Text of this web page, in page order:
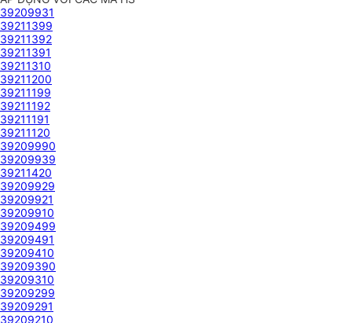
39209931
39211399
39211392
39211391
39211310
39211200
39211199
39211192
39211191
39211120
39209990
39209939
39211420
39209929
39209921
39209910
39209499
39209491
39209410
39209390
39209310
39209299
39209291
39209210